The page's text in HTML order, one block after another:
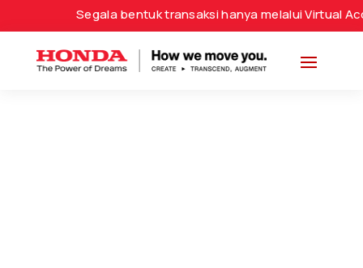
Segala bentuk transaksi hanya melalui Virtual